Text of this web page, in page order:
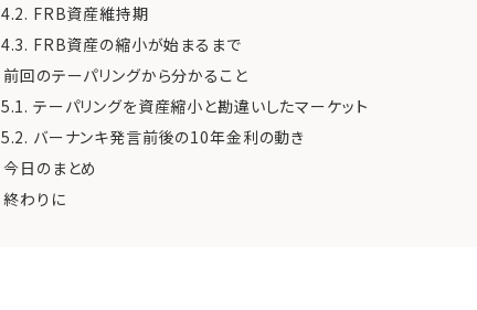
4.2. FRB資産維持期
4.3. FRB資産の縮小が始まるまで
前回のテーパリングから分かること
5.1. テーパリングを資産縮小と勘違いしたマーケット
5.2. バーナンキ発言前後の10年金利の動き
今日のまとめ
終わりに